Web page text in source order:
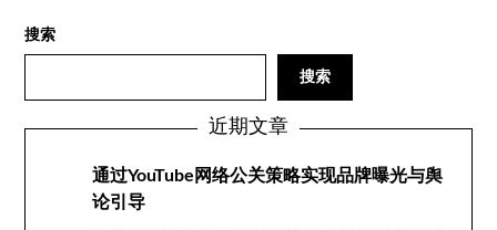
搜索
搜索
近期文章
通过YouTube网络公关策略实现品牌曝光与舆
论引导